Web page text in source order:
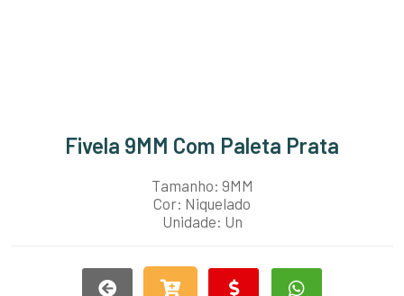
Fivela 9MM Com Paleta Prata
Tamanho: 9MM
Cor: Niquelado
Unidade: Un